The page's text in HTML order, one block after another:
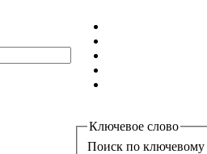
Ключевое слово
Поиск по ключевому